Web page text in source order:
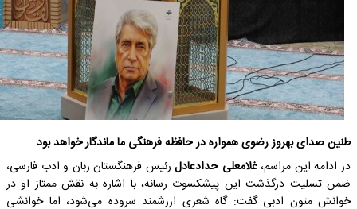
طنین صدای بهروز رضوی همواره در حافظه فرهنگی ما ماندگار خواهد بود
در ادامه این مراسم،غلامعلی حدادعادلرئیس فرهنگستان زبان و ادب فارسی،
ضمن تسلیت درگذشت این پیشکسوت رسانه، با اشاره به نقش ممتاز او در
خوانش متون ادبی گفت: گاه شعری ارزشمند سروده می‌شود، اما خوانشی